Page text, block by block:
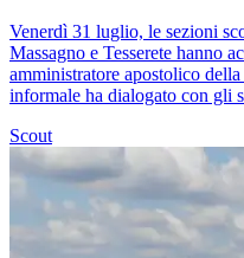
Venerdì 31 luglio, le sezioni
Massagno e Tesserete hanno
amministratore apostolico
informale ha dialogato con gli
Scout